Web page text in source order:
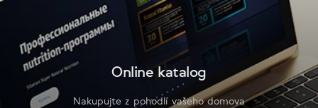
Online katalog
Nakupujte z pohodlí vašeho domova